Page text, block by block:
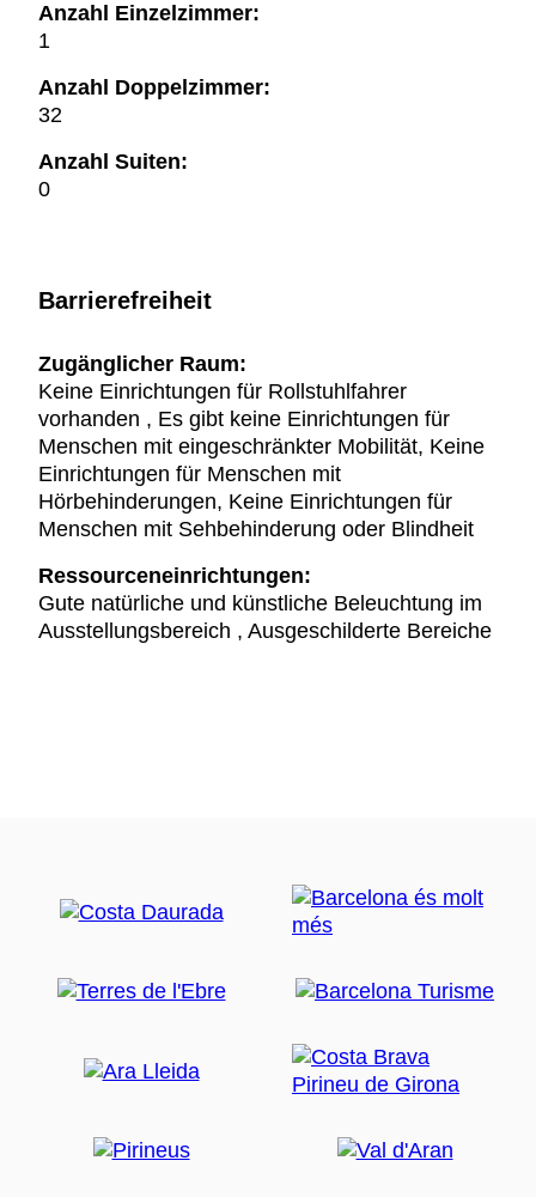
Anzahl Einzelzimmer:
1
Anzahl Doppelzimmer:
32
Anzahl Suiten:
0
Barrierefreiheit
Zugänglicher Raum:
Keine Einrichtungen für Rollstuhlfahrer
vorhanden , Es gibt keine Einrichtungen für
Menschen mit eingeschränkter Mobilität, Keine
Einrichtungen für Menschen mit
Hörbehinderungen, Keine Einrichtungen für
Menschen mit Sehbehinderung oder Blindheit
Ressourceneinrichtungen:
Gute natürliche und künstliche Beleuchtung im
Ausstellungsbereich , Ausgeschilderte Bereiche